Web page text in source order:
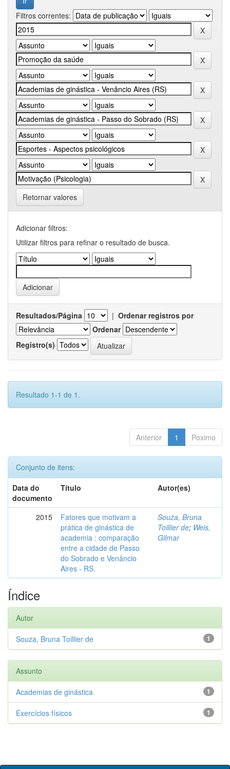
Filtros correntes:
Retornar valores
Adicionar filtros:
Utilizar filtros para refinar o resultado de busca.
Resultados/Página | Ordenar registros por
Ordenar
Registro(s)
Resultado 1-1 de 1.
Anterior 1 Póximo
Conjunto de itens:
Data do
documento
Título Autor(es)
2015
Fatores que motivam a
prática de ginástica de
academia : comparação
entre a cidade de Passo
do Sobrado e Venâncio
Aires - RS.
Souza, Bruna
Toillier de; Weis,
Gilmar
Índice
Autor
1
Souza, Bruna Toillier de
Assunto
1
Academias de ginástica
1
Exercícios físicos